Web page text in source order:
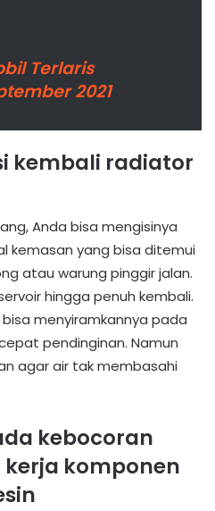
Terlaris
2021
kembali radiator
Anda bisa mengisinya
kemasan yang bisa ditemui
atau warung pinggir jalan.
hingga penuh kembali.
menyiramkannya pada
pendinginan. Namun
agar air tak membasahi
kebocoran
komponen